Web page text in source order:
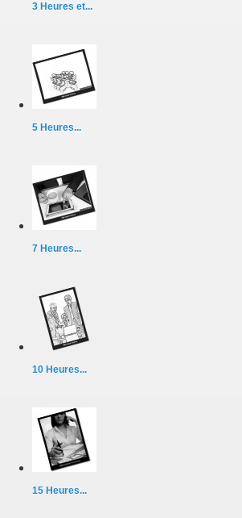
3 Heures et...
5 Heures...
7 Heures...
10 Heures...
15 Heures...